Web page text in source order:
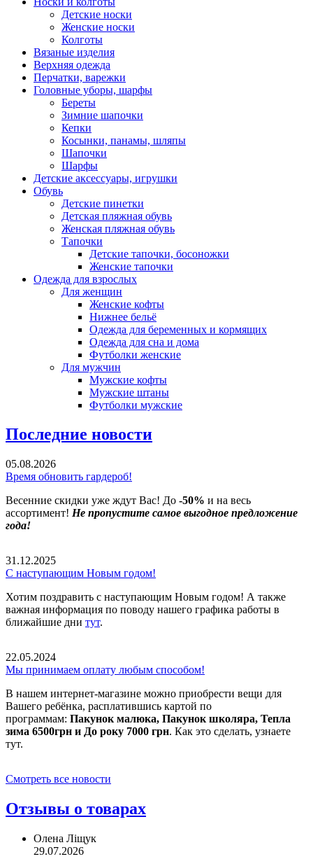
Детские носки
Женские носки
Колготы
Вязаные изделия
Верхняя одежда
Перчатки, варежки
Головные уборы, шарфы
Береты
Зимние шапочки
Кепки
Косынки, панамы, шляпы
Шапочки
Шарфы
Детские аксессуары, игрушки
Обувь
Детские пинетки
Детская пляжная обувь
Женская пляжная обувь
Тапочки
Детские тапочки, босоножки
Женские тапочки
Одежда для взрослых
Для женщин
Женские кофты
Нижнее бельё
Одежда для беременных и кормящих
Одежда для сна и дома
Футболки женские
Для мужчин
Мужские кофты
Мужские штаны
Футболки мужские
Последние новости
05.08.2026
Время обновить гардероб!
Весенние скидки уже ждут Вас! До -50% и на весь
ассортимент! Не пропустите самое выгодное предложение
года!
31.12.2025
С наступающим Новым годом!
Хотим поздравить с наступающим Новым годом! А также
важная информация по поводу нашего графика работы в
ближайшие дни тут.
22.05.2024
Мы принимаем оплату любым способом!
В нашем интернет-магазине можно приобрести вещи для
Вашего ребёнка, расплатившись картой по
программам: Пакунок малюка, Пакунок школяра, Тепла
зима 6500грн и До року 7000 грн. Как это сделать, узнаете
тут.
Смотреть все новости
Отзывы о товарах
Олена Ліщук
29.07.2026